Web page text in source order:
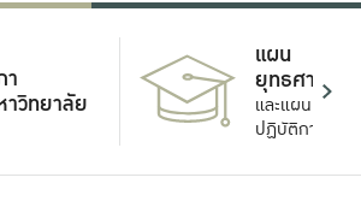
าวิทยาลัย
แผน
ยุทธศาสตร์
และแผน
ปฏิบัติการ